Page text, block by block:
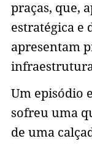
praças, que,
estratégica e
apresentam
Um episódio
sofreu uma
de uma